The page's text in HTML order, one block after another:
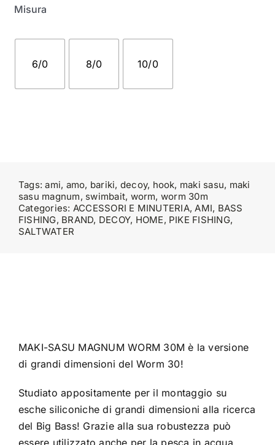
Misura
6/0 8/0 10/0
Tags:ami, amo, bariki, decoy, hook, maki sasu, maki
sasu magnum, swimbait, worm, worm 30m
Categories: ACCESSORI E MINUTERIA,AMI, BASS
FISHING, BRAND, DECOY, HOME, PIKE FISHING,
SALTWATER
MAKI-SASU MAGNUM WORM 30M è la versione
di grandi dimensioni del Worm 30!
Studiato appositamente per il montaggio su
esche siliconiche di grandi dimensioni alla ricerca
del Big Bass! Grazie alla sua robustezza può